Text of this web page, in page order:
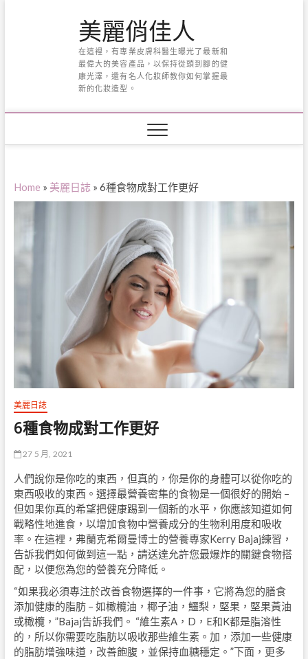
美麗俏佳人
在這裡，有專業皮膚科醫生曝光了最新和
最偉大的美容產品，以保持從頭到腳的健
康光澤，還有名人化妝師教你如何掌握最
新的化妝造型。
Home » 美麗日誌 » 6種食物成對工作更好
美麗日誌
6種食物成對工作更好
27 5 月, 2021
人們說你是你吃的東西，但真的，你是你的身體可以從你吃的
東西吸收的東西。選擇最營養密集的食物是一個很好的開始 –
但如果你真的希望把健康踢到一個新的水平，你應該知道如何
戰略性地進食，以增加食物中營養成分的生物利用度和吸收
率。在這裡，弗蘭克希爾曼博士的營養專家Kerry Bajaj練習，
告訴我們如何做到這一點，請送達允許您最爆炸的關鍵食物搭
配，以便您為您的營養充分降低。
“如果我必須專注於改善食物選擇的一件事，它將為您的膳食
添加健康的脂肪 – 如橄欖油，椰子油，鱷梨，堅果，堅果黃油
或橄欖，”Bajaj告訴我們。 “維生素A，D，E和K都是脂溶性
的，所以你需要吃脂肪以吸收那些維生素。加，添加一些健康
的脂肪增強味道，改善飽腹，並保持血糖穩定。”下面，更多